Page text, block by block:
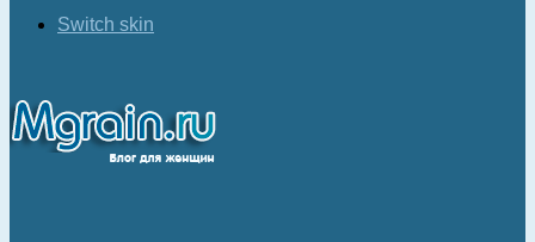
Switch skin